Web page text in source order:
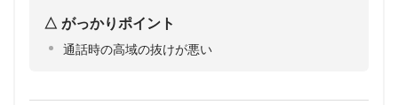
がっかりポイント
通話時の高域の抜けが悪い